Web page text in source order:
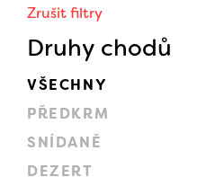
Zrušit filtry
Druhy chodů
VŠECHNY
PŘEDKRM
SNÍDANĚ
DEZERT